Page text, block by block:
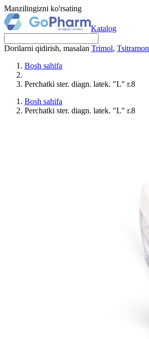
Manzilingizni ko'rsating
Katalog
Dorilarni qidirish, masalan Trimol, Tsitramon
Bosh sahifa
Perchatki ster. diagn. latek. "L" r.8
Bosh sahifa
Perchatki ster. diagn. latek. "L" r.8